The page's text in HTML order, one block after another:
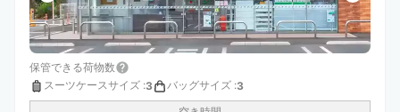
保管できる荷物数
スーツケースサイズ :3 バッグサイズ :3